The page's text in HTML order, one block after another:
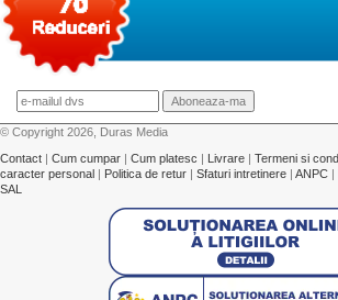
© Copyright 2026, Duras Media
Contact | Cum cumpar | Cum platesc | Livrare | Termeni si
caracter personal | Politica de retur | Sfaturi intretinere | ANPC |
SAL